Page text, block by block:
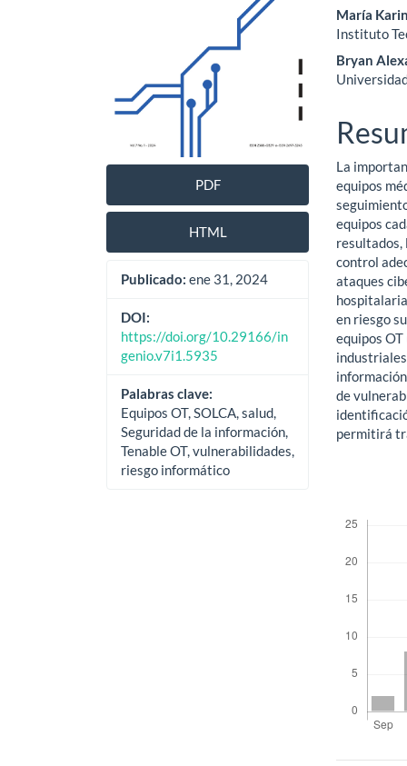
PDF
HTML
Publicado: ene 31, 2024
DOI:
https://doi.org/10.29166/in
genio.v7i1.5935
Palabras clave:
Equipos OT, SOLCA, salud,
Seguridad de la información,
Tenable OT, vulnerabilidades,
riesgo informático
María
Instituto
Bryan
La
equipos
equipos
resultados,
control
ataques
en riesgo
equipos
de
permitirá